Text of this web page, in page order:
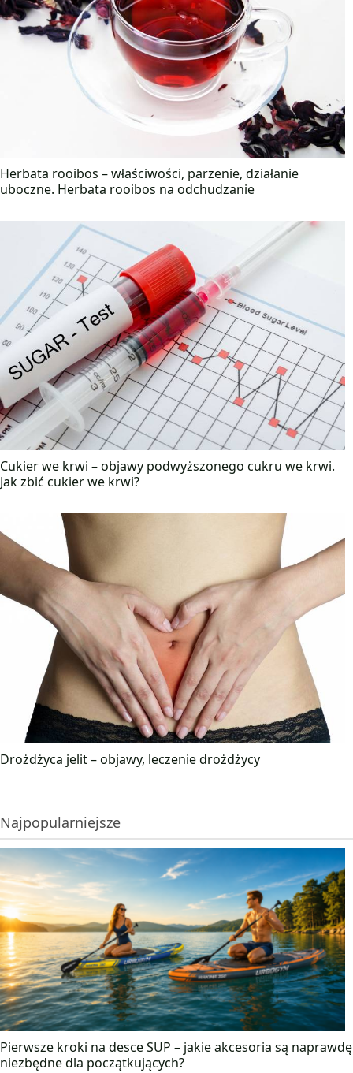
Herbata rooibos – właściwości, parzenie, działanie
uboczne. Herbata rooibos na odchudzanie
Cukier we krwi – objawy podwyższonego cukru we krwi.
Jak zbić cukier we krwi?
Drożdżyca jelit – objawy, leczenie drożdżycy
Najpopularniejsze
Pierwsze kroki na desce SUP – jakie akcesoria są naprawdę
niezbędne dla początkujących?